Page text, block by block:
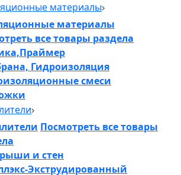
материалы
материалы
все товары раздела
Гидроизоляция
смеси
Посмотреть все товары
и стен
Экструдированный